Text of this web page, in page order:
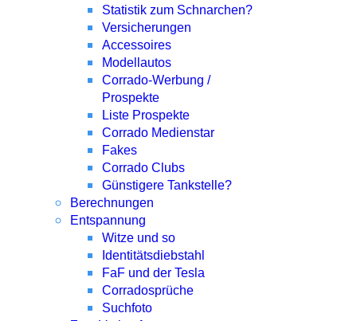
Statistik zum Schnarchen?
Versicherungen
Accessoires
Modellautos
Corrado-Werbung /
Prospekte
Liste Prospekte
Corrado Medienstar
Fakes
Corrado Clubs
Günstigere Tankstelle?
Berechnungen
Entspannung
Witze und so
Identitätsdiebstahl
FaF und der Tesla
Corradosprüche
Suchfoto